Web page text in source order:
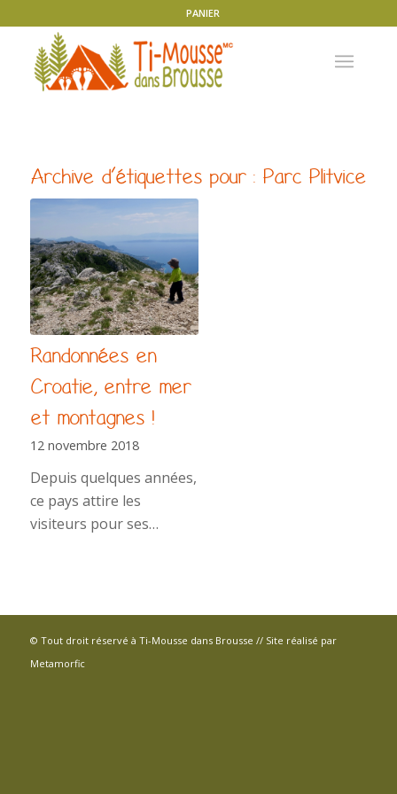
PANIER
Archive d’étiquettes pour : Parc Plitvice
Randonnées en
Croatie, entre mer
et montagnes !
12 novembre 2018
Depuis quelques années,
ce pays attire les
visiteurs pour ses…
© Tout droit réservé à Ti-Mousse dans Brousse // Site réalisé par
Metamorfic